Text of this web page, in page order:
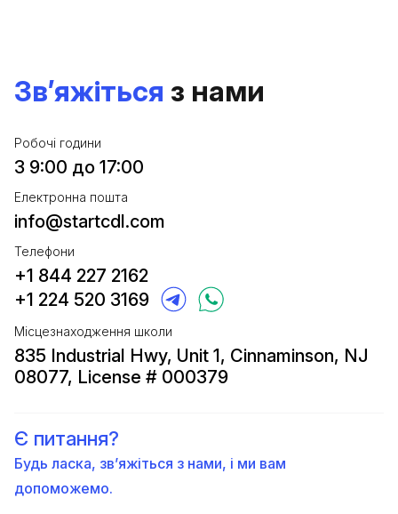
Зв’яжіться з нами
Робочі години
З 9:00 до 17:00
Електронна пошта
info@startcdl.com
Телефони
+1 844 227 2162
+1 224 520 3169
Місцезнаходження школи
835 Industrial Hwy, Unit 1, Cinnaminson, NJ
08077, License # 000379
Є питання?
Будь ласка, зв’яжіться з нами, і ми вам
допоможемо.